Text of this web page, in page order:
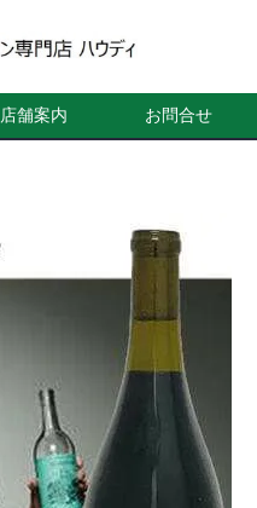
店舗案内 お問合せ